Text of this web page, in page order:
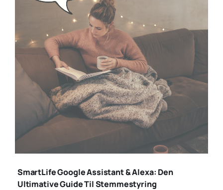
google assistant
smartlife
SmartLife Google Assistant & Alexa: Den
Ultimative Guide Til Stemmestyring